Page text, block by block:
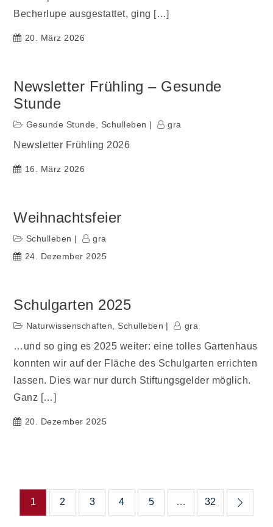
Becherlupe ausgestattet, ging […]
20. März 2026
Newsletter Frühling – Gesunde
Stunde
Gesunde Stunde Schulleben gra
Newsletter Frühling 2026
16. März 2026
Weihnachtsfeier
Schulleben
gra
24. Dezember 2025
Schulgarten 2025
Naturwissenschaften Schulleben gra
…und so ging es 2025 weiter: eine tolles Gartenhaus
konnten wir auf der Fläche des Schulgarten errichten
lassen. Dies war nur durch Stiftungsgelder möglich.
Ganz […]
20. Dezember 2025
Beitragsnavigation
1 2 3 4 5 … 32